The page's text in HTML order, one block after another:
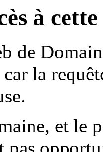
à
de
la
et le